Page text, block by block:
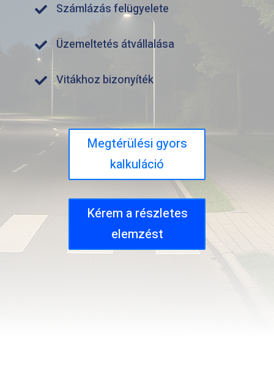
 Számlázás felügyelete
 Üzemeltetés átvállalása
 Vitákhoz bizonyíték
Megtérülési gyors
kalkuláció
Kérem a részletes
elemzést